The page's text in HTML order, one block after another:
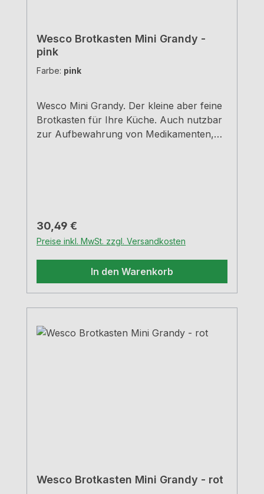
Wesco Brotkasten Mini Grandy -
pink
Farbe: pink
Wesco Mini Grandy. Der kleine aber feine
Brotkasten für Ihre Küche. Auch nutzbar
zur Aufbewahrung von Medikamenten,
bleiben Brot und Kuchen lange
frischB=18,0 cm, T=17,0 cm, H=12,0
cmRobuste Scharniere aus
MetallHandgriff aus stabilem Metall
Regulärer Preis:
30,49 €
Preise inkl. MwSt. zzgl. Versandkosten
In den Warenkorb
Wesco Brotkasten Mini Grandy - rot